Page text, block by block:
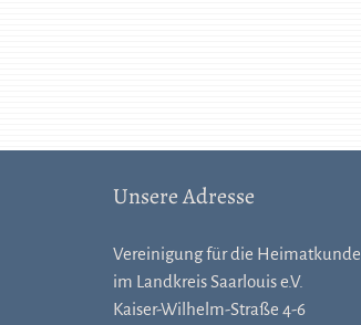
Unsere Adresse
Vereinigung für die Heimatkunde
im Landkreis Saarlouis e.V.
Kaiser-Wilhelm-Straße 4-6